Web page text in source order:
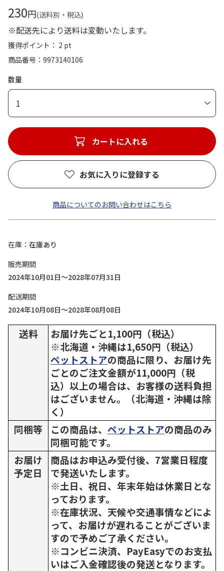
230円(送料別・税込)
※配送先により送料は変動いたします。
獲得ポイント： 2 pt
商品番号
9973140106
数量
1
カートに入れる
お気に入りに登録する
商品についてのお問い合わせはこちら
在庫
在庫あり
販売期間
2024年10月01日～2028年07月31日
配送期間
2024年10月08日～2028年08月08日
送料
お届け先ごと1,100円（税込）
※北海道・沖縄は1,650円（税込）
ペットストアの商品に限り、お届け先
ごとのご注文金額が11,000円（税
込）以上の場合は、お客様の送料負担
はございません。（北海道・沖縄は除
く）
同梱等
この商品は、 ペットストアの商品のみ
同梱可能です。
お届け
予定日
商品はお申込み受付後、7営業日程度
で発送いたします。
※土日、祝日、年末年始は休業日とな
っております。
※在庫状況、天候や交通事情などによ
って、お届けが遅れることがございま
すので予めご了承ください。
※コンビニ決済、PayEasyでのお支払
いはご入金確認後の発送となります。